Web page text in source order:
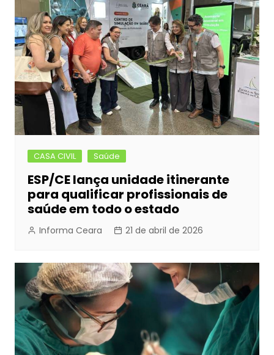
CASA CIVIL Saúde
ESP/CE lança unidade itinerante
para qualificar profissionais de
saúde em todo o estado
Informa Ceara 21 de abril de 2026